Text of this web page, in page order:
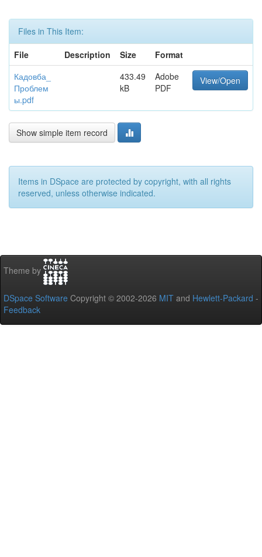
Files in This Item:
File
Description Size
Format
Кадовба_
Проблем
ы.pdf
433.49
kB
Adobe
PDF
View/Open
Show simple item record
Items in DSpace are protected by copyright, with all rights
reserved, unless otherwise indicated.
Theme by
DSpace Software Copyright © 2002-2026 MIT and Hewlett-Packard -
Feedback